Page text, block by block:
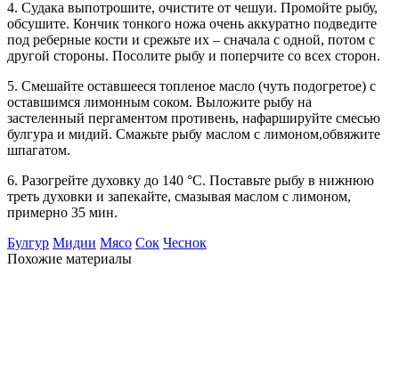
4. Судака выпотрошите, очистите от чешуи. Промойте рыбу,
обсушите. Кончик тонкого ножа очень аккуратно подведите
под реберные кости и срежьте их – сначала с одной, потом с
другой стороны. Посолите рыбу и поперчите со всех сторон.
5. Смешайте оставшееся топленое масло (чуть подогретое) с
оставшимся лимонным соком. Выложите рыбу на
застеленный пергаментом противень, нафаршируйте смесью
булгура и мидий. Смажьте рыбу маслом с лимоном,обвяжите
шпагатом.
6. Разогрейте духовку до 140 °С. Поставьте рыбу в нижнюю
треть духовки и запекайте, смазывая маслом с лимоном,
примерно 35 мин.
Булгур Мидии Мясо Сок Чеснок
Похожие материалы